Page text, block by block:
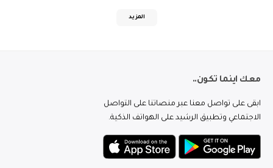
المزيد
معك اينما تكون..
ابقى على تواصل معنا عبر منصاتنا على التواصل
الاجتماعي وتطبيق الرشيد على الهواتف الذكية.